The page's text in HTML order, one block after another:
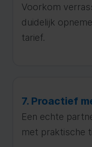
Voorkom
duidelijk
tarief.
7. Proactief
Een echte
met praktische